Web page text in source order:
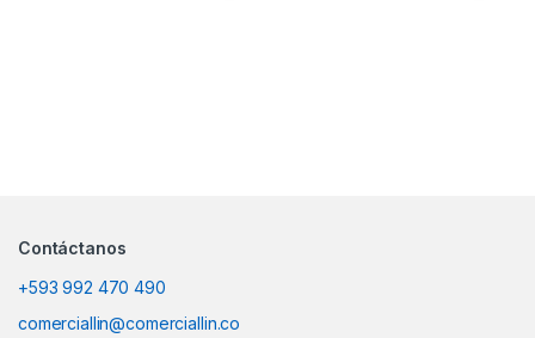
Contáctanos
+593 992 470 490
comerciallin@comerciallin.co